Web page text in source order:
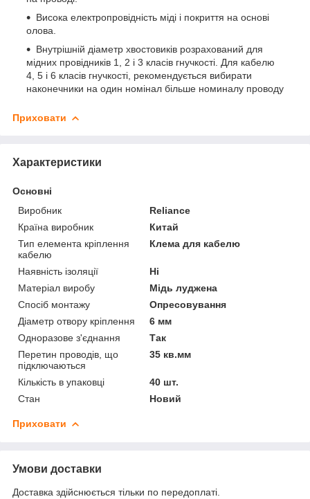
Висока електропровідність міді і покриття на основі
олова.
Внутрішній діаметр хвостовиків розрахований для
мідних провідників 1, 2 і 3 класів гнучкості. Для кабелю
4, 5 і 6 класів гнучкості, рекомендується вибирати
наконечники на один номінал більше номиналу проводу
Приховати
Характеристики
Основні
Виробник
Reliance
Країна виробник
Китай
Тип елемента кріплення
кабелю
Клема для кабелю
Наявність ізоляції
Ні
Матеріал виробу
Мідь луджена
Спосіб монтажу
Опресовування
Діаметр отвору кріплення
6 мм
Одноразове з'єднання
Так
Перетин проводів, що
підключаються
35 кв.мм
Кількість в упаковці
40 шт.
Стан
Новий
Приховати
Умови доставки
Доставка здійснюється тільки по передоплаті.